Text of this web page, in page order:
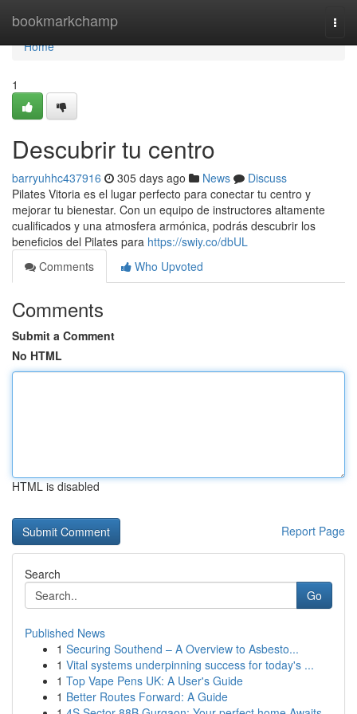
bookmarkchamp
Home
Home
1
Descubrir tu centro
barryuhhc437916 305 days ago News
Discuss
Pilates Vitoria es el lugar perfecto para conectar tu centro y
mejorar tu bienestar. Con un equipo de instructores altamente
cualificados y una atmosfera armónica, podrás descubrir los
beneficios del Pilates para https://swiy.co/dbUL
Comments
Who Upvoted
Comments
Submit a Comment
No HTML
HTML is disabled
Report Page
Search
Go
Published News
1 Securing Southend – A Overview to Asbesto...
1 Vital systems underpinning success for today's ...
1 Top Vape Pens UK: A User's Guide
1 Better Routes Forward: A Guide